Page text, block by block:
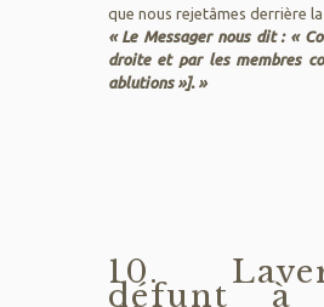
que nous rejetâmes derrière
« Le Messager nous dit : «
droite et par les membres
ablutions »]. »
10.
défunt à